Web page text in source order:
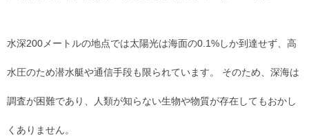
水深200メートルの地点では太陽光は海面の0.1%しか到達せず、高
水圧のため潜水艇や通信手段も限られています。 そのため、深海は
調査が困難であり、人類が知らない生物や物質が存在してもおかし
くありません。